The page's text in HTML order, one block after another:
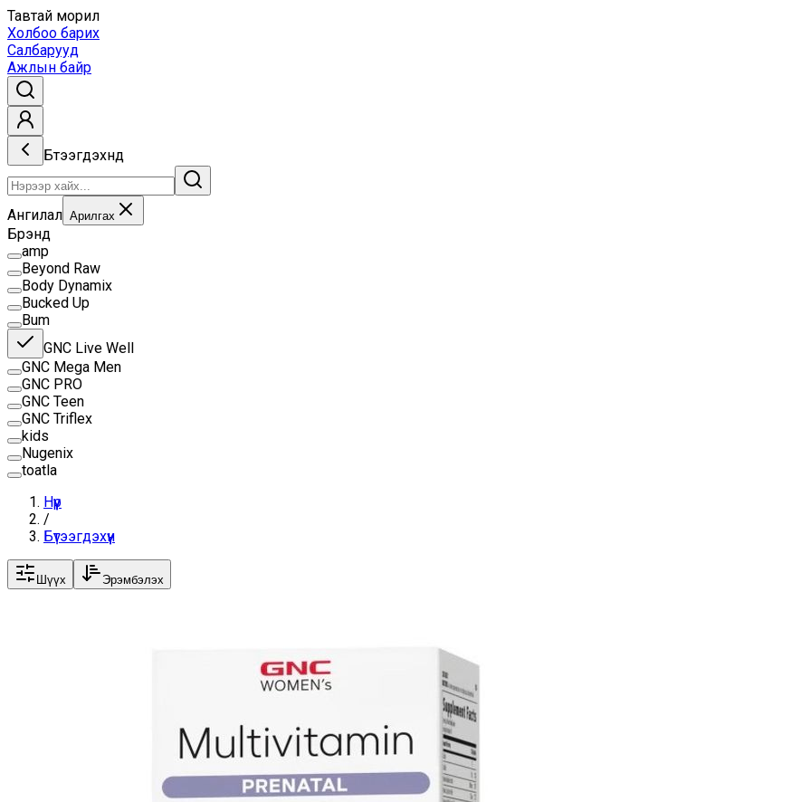
Тавтай морил
Холбоо барих
Салбарууд
Ажлын байр
Бүтээгдэхүүнүүд
Ангилал Арилгах
Брэнд
amp
Beyond Raw
Body Dynamix
Bucked Up
Bum
GNC Live Well
GNC Mega Men
GNC PRO
GNC Teen
GNC Triflex
kids
Nugenix
toatla
Нүүр
/
Бүтээгдэхүүн
Шүүх Эрэмбэлэх